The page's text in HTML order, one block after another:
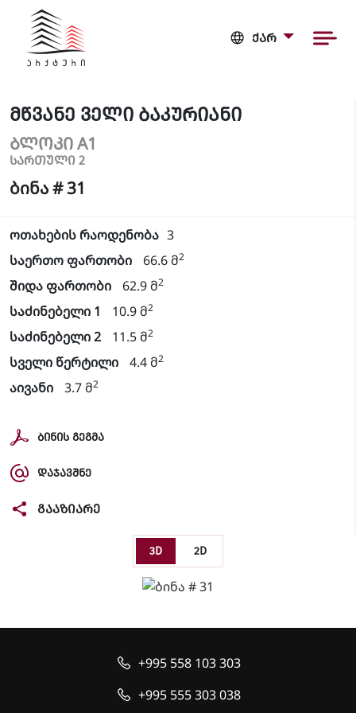
ᲥᲐᲠ
ᲛᲬᲕᲐᲜᲔ ᲕᲔᲚᲘ ᲑᲐᲙᲣᲠᲘᲐᲜᲘ
ᲑᲚᲝᲙᲘ A1
ᲡᲐᲠᲗᲣᲚᲘ 2
ბინა # 31
ოთახების რაოდენობა 3
საერთო ფართობი
66.6 მ2
შიდა ფართობი 62.9 მ2
საძინებელი 1 10.9 მ2
საძინებელი 2 11.5 მ2
სველი წერტილი 4.4 მ2
აივანი 3.7 მ2
ᲑᲘᲜᲘᲡ ᲒᲔᲒᲛᲐ
ᲓᲐᲯᲐᲕᲨᲜᲔ
ᲒᲐᲐᲖᲘᲐᲠᲔ
3D 2D
+995 558 103 303
+995 555 303 038